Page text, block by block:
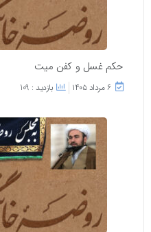
حکم غسل و کفن میت
۶ مرداد ۱۴۰۵ بازدید : 109